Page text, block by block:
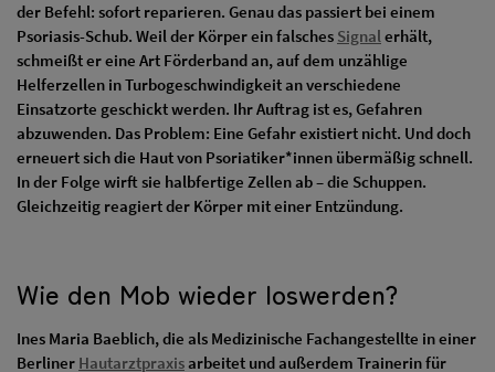
der Befehl: sofort reparieren. Genau das passiert bei einem
Psoriasis-Schub. Weil der Körper ein falsches Signalerhält,
schmeißt er eine Art Förderband an, auf dem unzählige
Helferzellen in Turbogeschwindigkeit an verschiedene
Einsatzorte geschickt werden. Ihr Auftrag ist es, Gefahren
abzuwenden. Das Problem: Eine Gefahr existiert nicht. Und doch
erneuert sich die Haut von Psoriatiker*innen übermäßig schnell.
In der Folge wirft sie halbfertige Zellen ab – die Schuppen.
Gleichzeitig reagiert der Körper mit einer Entzündung.
Wie den Mob wieder loswerden?
Ines Maria Baeblich, die als Medizinische Fachangestellte in einer
Berliner Hautarztpraxisarbeitet und außerdem Trainerin für